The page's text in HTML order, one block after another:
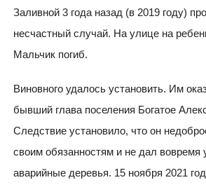
Заливной 3 года назад (в 2019 году)
несчастный случай. На улице на
Мальчик погиб.
Виновного удалось установить. Им
бывший глава поселения Богатое
Следствие установило, что он
своим обязанностям и не дал вовремя
аварийные деревья. 15 ноября 2021